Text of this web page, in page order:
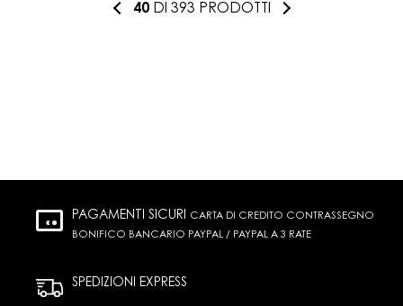
40DI 393 PRODOTTI
PAGAMENTI SICURI CARTA DI CREDITO CONTRASSEGNO
BONIFICO BANCARIO PAYPAL / PAYPAL A 3 RATE
SPEDIZIONI EXPRESS